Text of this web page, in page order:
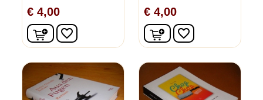
€ 4,00
In winkelwagen
favorite_border
€ 4,00
In winkelwagen
favorite_border